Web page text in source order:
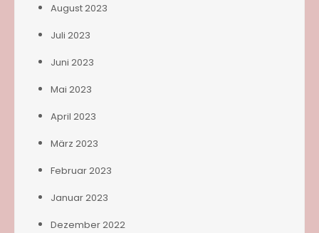
August 2023
Juli 2023
Juni 2023
Mai 2023
April 2023
März 2023
Februar 2023
Januar 2023
Dezember 2022